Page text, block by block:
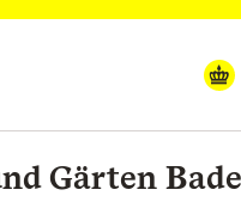
Gärten